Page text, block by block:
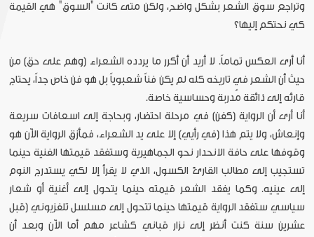
وتراجع سوق الشعر بشكل واضح، ولكن متى كانت "السوق" هي القيمة
كي نحتكم إليها؟
أنا أرى العكس تماماً. لا أريد أن أكرر ما يردده الشعراء (وهم على حق) من
حيث أن الشعر في تاريخه كله لم يكن فناً شعبوياً بل هو فن خاص جداً، يحتاج
قارئه إلى ذائقة مُدربة وحساسية خاصة.
أنا أرى أن الرواية (كفن) في مرحلة احتضار، وبحاجة إلى اسعافات سريعة
وإنعاش، ولا يتم هذا (في رأيي) إلا على يد الشعراء، فمأزق الرواية الآن هو
وقوفها على حافة الانحدار نحو الجماهيرية وستفقد قيمتها الفنية حينما
تستجيب إلى مطالب القارئ الكسول، الذي لا يقرأ إلا لكي يستدرج النوم
إلى عينيه. وكما يفقد الشعر قيمته حينما يتحول إلى أغنية أو شعار
سياسي ستفقد الرواية قيمتها حينما تتحول إلى مسلسل تلفزيوني (قبل
عشرين سنة كنت أنظر إلى نزار قباني كشاعر مهم أما الآن وبعد أن